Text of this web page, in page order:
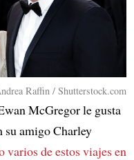
Raffin / Shutterstock.com
McGregor le gusta
su amigo Charley
varios de estos viajes en